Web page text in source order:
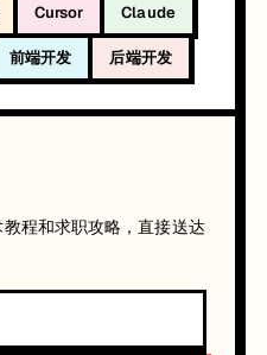
Cursor Claude
前端开发 后端开发
程和求职攻略，直接送达